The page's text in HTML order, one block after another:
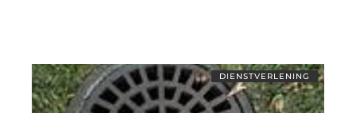
DIENSTVERLENING